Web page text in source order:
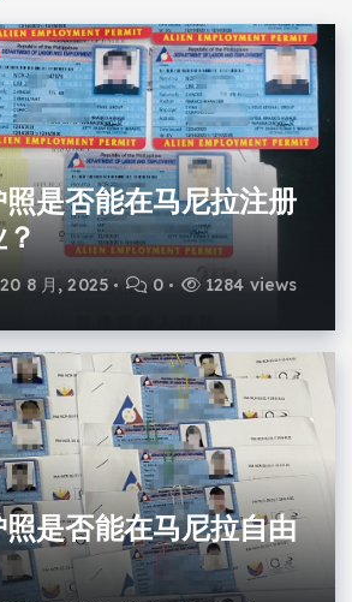
是否能在马尼拉注册
？
20 8 月, 2025 0 1284 views
是否能在马尼拉自由